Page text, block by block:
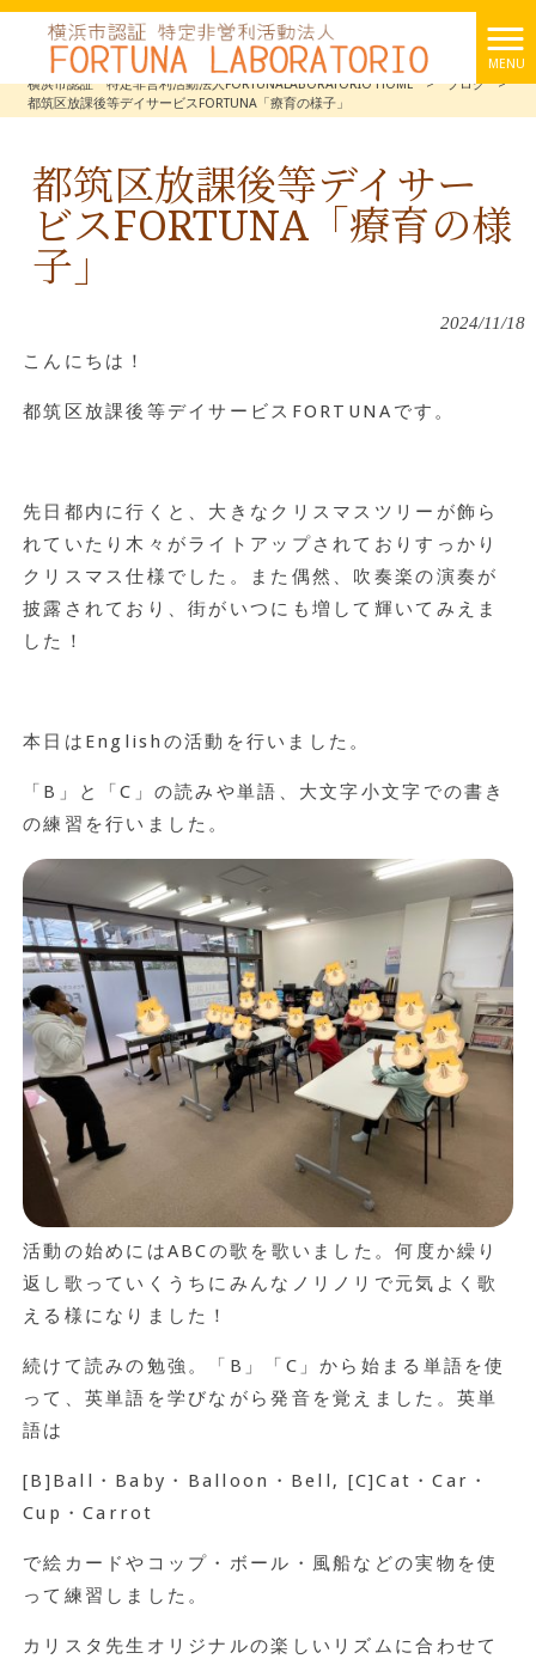
MENU
横浜市認証 特定非営利活動法人FORTUNALABORATORIO HOME
> ブログ
>
都筑区放課後等デイサービスFORTUNA「療育の様子」
都筑区放課後等デイサー
ビスFORTUNA「療育の様
子」
2024/11/18
こんにちは！
都筑区放課後等デイサービスFORTUNAです。
先日都内に行くと、大きなクリスマスツリーが飾ら
れていたり木々がライトアップされておりすっかり
クリスマス仕様でした。また偶然、吹奏楽の演奏が
披露されており、街がいつにも増して輝いてみえま
した！
本日はEnglishの活動を行いました。
「B」と「C」の読みや単語、大文字小文字での書き
の練習を行いました。
活動の始めにはABCの歌を歌いました。何度か繰り
返し歌っていくうちにみんなノリノリで元気よく歌
える様になりました！
続けて読みの勉強。「B」「C」から始まる単語を使
って、英単語を学びながら発音を覚えました。英単
語は
[B]Ball・Baby・Balloon・Bell, [C]Cat・Car・
Cup・Carrot
で絵カードやコップ・ボール・風船などの実物を使
って練習しました。
カリスタ先生オリジナルの楽しいリズムに合わせて